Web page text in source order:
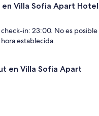
Villa Sofia Apart Hotel
in: 23:00. No es posible
establecida.
en Villa Sofia Apart